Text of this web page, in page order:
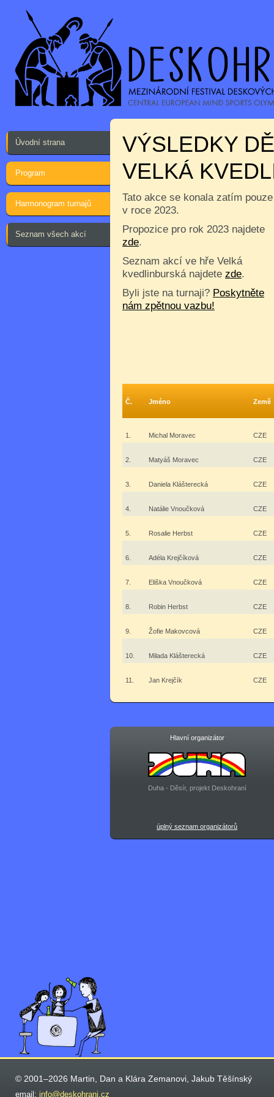
Úvodní strana
Program
Harmonogram turnajů
Seznam všech akcí
VÝSLEDKY
VELKÁ
Tato akce se konala zatím pouze
v roce 2023.
Propozice pro rok 2023 najdete
zde.
Seznam akcí ve hře Velká
kvedlinburská najdete zde.
Byli jste na turnaji? Poskytněte
nám zpětnou vazbu!
Č. Jméno Země
1. Michal Moravec CZE
2. Matyáš Moravec CZE
3. Daniela Klášterecká CZE
4. Natálie Vnoučková CZE
5. Rosalie Herbst CZE
6. Adéla Krejčíková CZE
7. Eliška Vnoučková CZE
8. Robin Herbst CZE
9. Žofie Makovcová CZE
10. Milada Klášterecká CZE
11. Jan Krejčík CZE
Hlavní organizátor
Duha - Děsír, projekt Deskohraní
úplný seznam organizátorů
© 2001–2026 Martin, Dan a Klára Zemanovi, Jakub Těšínský
email: info@deskohrani.cz